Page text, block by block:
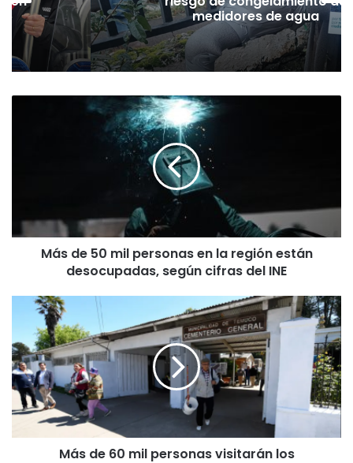
medidores de agua
i
n
a
s
n
Más de 50 mil personas en la región están
desocupadas, según cifras del INE
d
e
6
i
Más de 60 mil personas visitarán los